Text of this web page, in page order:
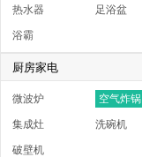
热水器 足浴盆
浴霸
厨房家电
微波炉 空气炸锅
集成灶 洗碗机
破壁机